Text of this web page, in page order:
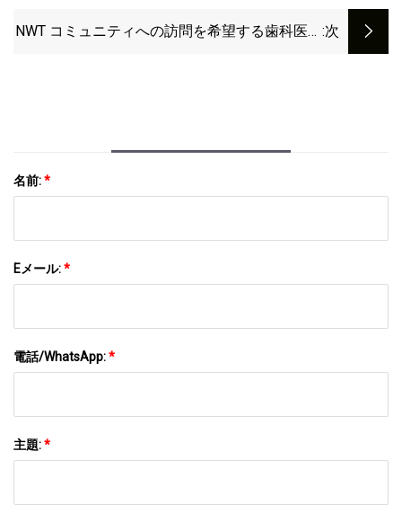
コ、コルファックスコーポレーション、ガード
NWT コミュニティへの訪問を希望する歯科医が :次
名前:*
Eメール:*
電話/WhatsApp:*
主題:*